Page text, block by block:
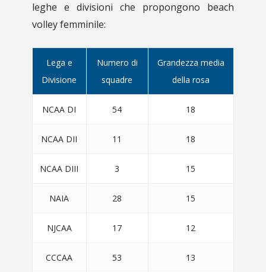
leghe e divisioni che propongono beach
volley femminile:
Lega e
Divisione
Numero di
squadre
Grandezza media
della rosa
NCAA DI 54 18
NCAA DII 11 18
NCAA DIII 3 15
NAIA 28 15
NJCAA 17 12
CCCAA 53 13